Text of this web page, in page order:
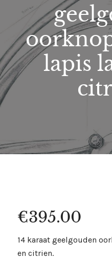
lapis
€395.00
14 karaat geelgouden
en citrien.